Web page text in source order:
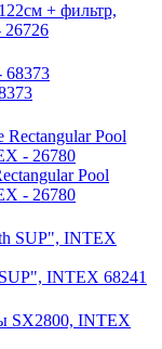
+ фильтр,
26726
Pool
- 26780
INTEX 68241